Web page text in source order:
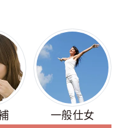
一般仕女